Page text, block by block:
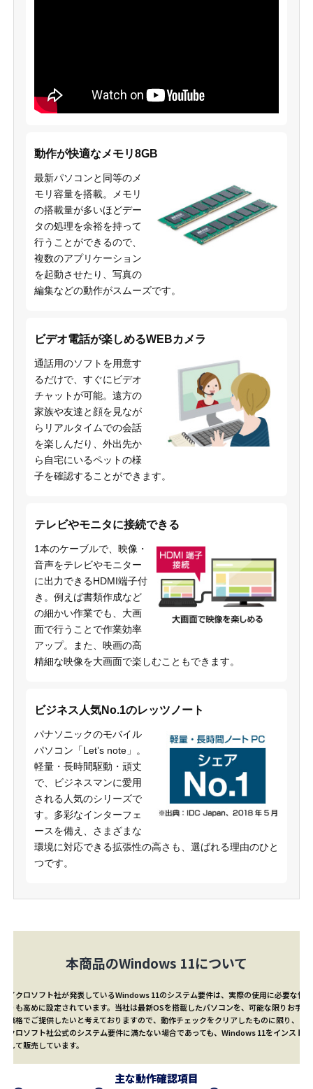
動作が快適なメモリ8GB
最新パソコンと同等のメ
モリ容量を搭載。メモリ
の搭載量が多いほどデー
タの処理を余裕を持って
行うことができるので、
複数のアプリケーション
を起動させたり、写真の
編集などの動作がスムーズです。
ビデオ電話が楽しめるWEBカメラ
通話用のソフトを用意す
るだけで、すぐにビデオ
チャットが可能。遠方の
家族や友達と顔を見なが
らリアルタイムでの会話
を楽しんだり、外出先か
ら自宅にいるペットの様
子を確認することができます。
テレビやモニタに接続できる
1本のケーブルで、映像・
音声をテレビやモニター
に出力できるHDMI端子付
き。例えば書類作成など
の細かい作業でも、大画
面で行うことで作業効率
アップ。また、映画の高
精細な映像を大画面で楽しむこともできます。
ビジネス人気No.1のレッツノート
パナソニックのモバイル
パソコン「Let’s note」。
軽量・長時間駆動・頑丈
で、ビジネスマンに愛用
される人気のシリーズで
す。多彩なインターフェ
ースを備え、さまざまな
環境に対応できる拡張性の高さも、選ばれる理由のひと
つです。
本商品のWindows 11について
マイクロソフト社が発表しているWindows 11のシステム要件は、実際の使用に必要な性能
よりも高めに設定されています。当社は最新OSを搭載したパソコンを、可能な限りお手頃
な価格でご提供したいと考えておりますので、動作チェックをクリアしたものに限り、マ
イクロソフト社公式のシステム要件に満たない場合であっても、Windows 11をインストー
ルして販売しています。
主な動作確認項目